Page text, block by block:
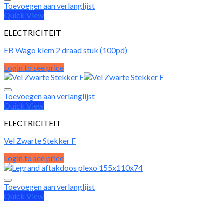
Toevoegen aan verlanglijst
Quick View
ELECTRICITEIT
EB Wago klem 2 draad stuk (100pd)
Login to see price
Toevoegen aan verlanglijst
Quick View
ELECTRICITEIT
Vel Zwarte Stekker F
Login to see price
Toevoegen aan verlanglijst
Quick View